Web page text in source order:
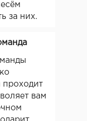
за них.
проходит
вам